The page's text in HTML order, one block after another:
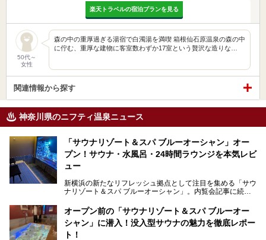
楽天トラベルの宿泊プランを見る
50代～
女性
森の中の重厚過ぎる湯宿で白濁湯を満喫 箱根仙石原温泉の森の中
に佇む、重厚な建物に客室数わずか17室という贅沢な造りな…
関連情報から探す
神奈川県のニフティ温泉ニュース
「サウナリゾート＆スパ ブルーオーシャン」オー
プン！サウナ・水風呂・24時間ラウンジを本気レビ
ュー
新横浜の新たなリフレッシュ拠点として注目を集める「サウ
ナリゾート＆スパ ブルーオーシャン」。内覧会記事に続
す。サウナや水風呂の気持ちよさはもちろん、リラックスス
ペースの過ごしやすさまで徹底チェック。新横浜エリアで日
常の疲れをリセットしたい人、ライブやスポーツ観戦遠征組
は必見です。
オープン前の「サウナリゾート＆スパ ブルーオー
シャン」に潜入！没入型サウナの魅力を徹底レポー
ト！